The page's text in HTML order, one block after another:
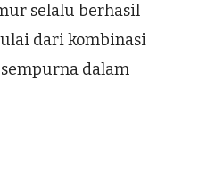
selalu berhasil
dari kombinasi
dalam